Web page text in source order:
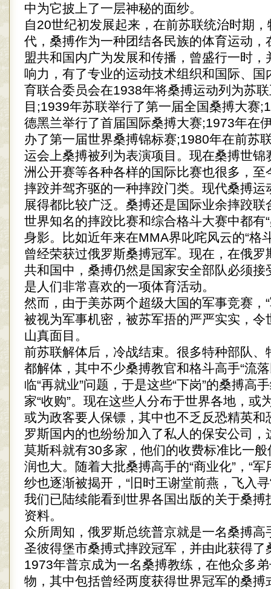
中为它披上了一层神秘的面纱。
自20世纪初发展起来，在前苏联统治时期
代，桑搏作为一种团结各民族的体育运动，
盟共和国内广为发展和传播，曾盛行一时，
响力，有了专业的运动技术组织和国际、国
育联合委员会在1938年将桑搏运动列为苏
目;1939年苏联举行了第一届全国桑搏大赛
德黑兰举行了首届国际桑搏大赛;1973年在
办了第一届世界桑搏锦标赛;1980年在前苏
运会上桑搏被列为表演项目。现在桑搏世锦
洲公开赛等各种各样的国际比赛也很多，至
摔跤并驾齐驱的一种摔跤门类。现代桑搏运
展得都比较广泛。桑搏还是国际业余摔跤联
世界知名的摔跤比赛和综合格斗大赛中都有
身影。比如近年来在MMA界叱咤风云的“格
曾经荣获过俄罗斯桑搏冠军。现在，在俄罗
共和国中，桑搏仍然是国家安全部队必须接
是人们非常喜欢的一项体育活动。
然而，由于美苏两个超级大国的军事竞赛，
被视为军事机密，被苏军捂的严严实实，令
山真面目。
前苏联解体后，冷战结束。很多特种部队、
都解体，其中不少桑搏教官和格斗高手“流
临“再就业”问题，于是这些“下岗”的桑搏高
家“收购”。现在这些人分布于世界各地，或
或为政客要人保镖，其中也不乏反恐精英和
罗斯国内的也纷纷加入了私人的保安公司，
莫斯科就有30多家，他们的收费标准比一
润也大。随着大批桑搏高手的“商业化”，“军
纱也逐渐被揭开，“旧时王谢堂前燕，飞入
我们已陆续能看到世界各国出版的关于桑搏
资料。
众所周知，俄罗斯总统普京就是一名桑搏高
圣彼得堡市桑搏式摔跤冠军，并由此获得了
1973年普京成为一名桑搏教练，在他众多
物，其中包括曾经两度获得世界冠军的桑搏